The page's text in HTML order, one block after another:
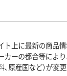
ト上に最新の商品
ーの都合等により
、原産国など）が変